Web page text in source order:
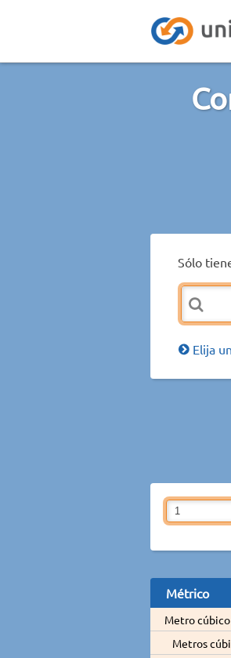
Sólo
Elija
Métrico
Metro
Metros